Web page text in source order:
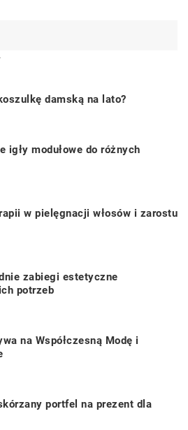
damską na lato?
igły modułowe do różnych
w pielęgnacji włosów i zarostu
zabiegi estetyczne
potrzeb
na Współczesną Modę i
portfel na prezent dla